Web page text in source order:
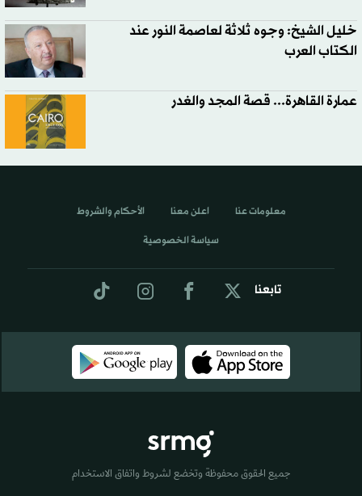
خليل الشيخ: وجوه ثلاثة لعاصمة النور عند
الكتاب العرب
عمارة القاهرة... قصة المجد والغدر
تابعنا
معلومات عنا اعلن معنا الأحكام والشروط
سياسة الخصوصية
جميع الحقوق محفوظة وتخضع لشروط واتفاق الاستخدام